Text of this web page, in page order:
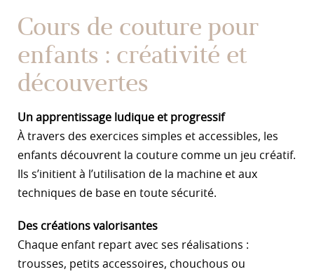
Cours de couture pour
enfants : créativité et
découvertes
Un apprentissage ludique et progressif
À travers des exercices simples et accessibles, les
enfants découvrent la couture comme un jeu créatif.
Ils s’initient à l’utilisation de la machine et aux
techniques de base en toute sécurité.
Des créations valorisantes
Chaque enfant repart avec ses réalisations :
trousses, petits accessoires, chouchous ou